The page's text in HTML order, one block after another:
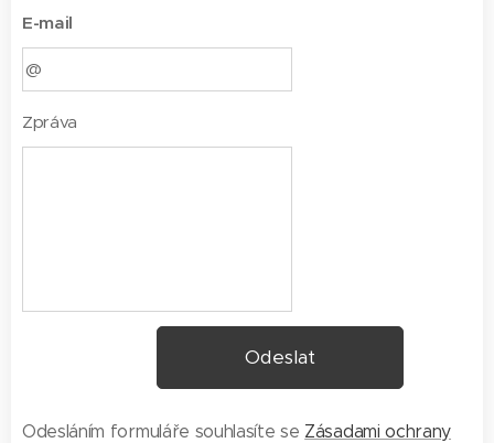
E-mail
Zpráva
Odeslat
Odesláním formuláře souhlasíte se Zásadami ochrany